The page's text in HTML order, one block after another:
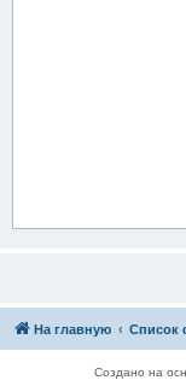
На главную Список
Создано на